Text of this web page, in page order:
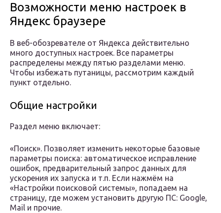
Возможности меню настроек в
Яндекс браузере
В веб-обозревателе от Яндекса действительно
много доступных настроек. Все параметры
распределены между пятью разделами меню.
Чтобы избежать путаницы, рассмотрим каждый
пункт отдельно.
Общие настройки
Раздел меню включает:
«Поиск». Позволяет изменить некоторые базовые
параметры поиска: автоматическое исправление
ошибок, предварительный запрос данных для
ускорения их запуска и т.п. Если нажмём на
«Настройки поисковой системы», попадаем на
страницу, где можем установить другую ПС: Google,
Mail и прочие.